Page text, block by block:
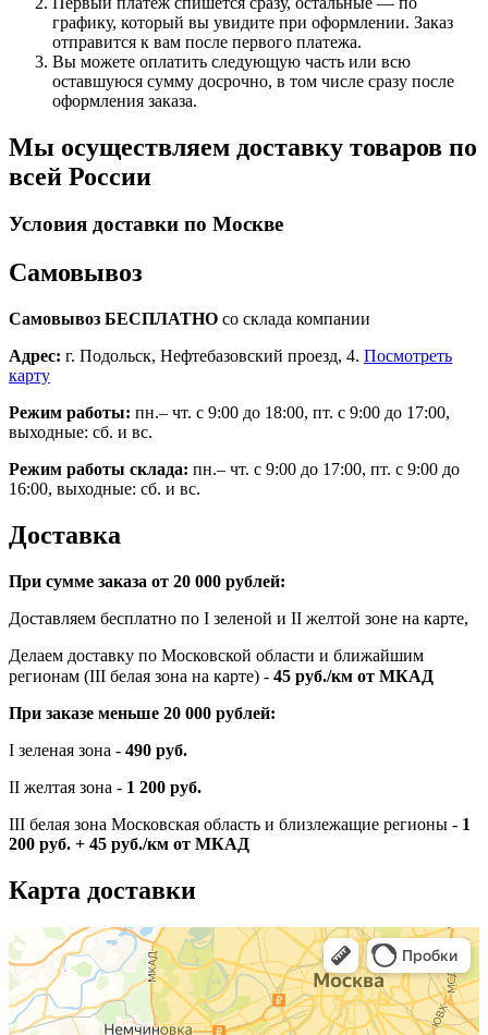
графику, который вы увидите при оформлении. Заказ
отправится к вам после первого платежа.
Вы можете оплатить следующую часть или всю
оставшуюся сумму досрочно, в том числе сразу после
оформления заказа.
Мы осуществляем доставку товаров по
всей России
Условия доставки по Москве
Самовывоз
Самовывоз БЕСПЛАТНО со склада компании
Адрес: г. Подольск, Нефтебазовский проезд, 4. Посмотреть
карту
Режим работы: пн.– чт. с 9:00 до 18:00, пт. с 9:00 до 17:00,
выходные: сб. и вс.
Режим работы склада: пн.– чт. с 9:00 до 17:00, пт. с 9:00 до
16:00, выходные: сб. и вс.
Доставка
При сумме заказа от 20 000 рублей:
Доставляем бесплатно по I зеленой и II желтой зоне на карте,
Делаем доставку по Московской области и ближайшим
регионам (III белая зона на карте) - 45 руб./км от МКАД
При заказе меньше 20 000 рублей:
I зеленая зона - 490 руб.
II желтая зона - 1 200 руб.
III белая зона Московская область и близлежащие регионы - 1
200 руб. + 45 руб./км от МКАД
Карта доставки